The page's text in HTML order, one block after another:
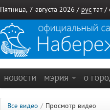
Пятница, 7 августа 2026 / рус тат /
новости мэрия о
Все видео / Просмотр видео